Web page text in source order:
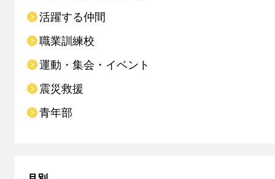
活躍する仲間
職業訓練校
運動・集会・イベント
震災救援
青年部